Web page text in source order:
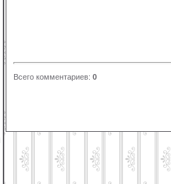
Всего комментариев: 0